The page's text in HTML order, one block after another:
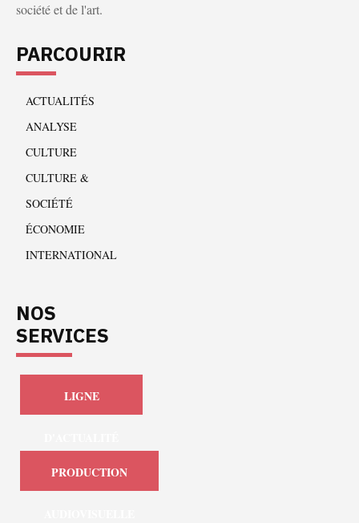
société et de l'art.
PARCOURIR
ACTUALITÉS
ANALYSE
CULTURE
CULTURE &
SOCIÉTÉ
ÉCONOMIE
INTERNATIONAL
NOS
SERVICES
LIGNE
PRODUCTION